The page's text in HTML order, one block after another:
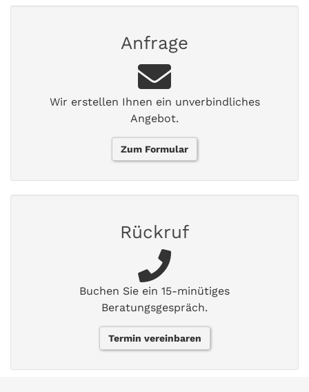
Anfrage
Wir erstellen Ihnen ein unverbindliches
Angebot.
Zum Formular
Rückruf
Buchen Sie ein 15-minütiges
Beratungsgespräch.
Termin vereinbaren